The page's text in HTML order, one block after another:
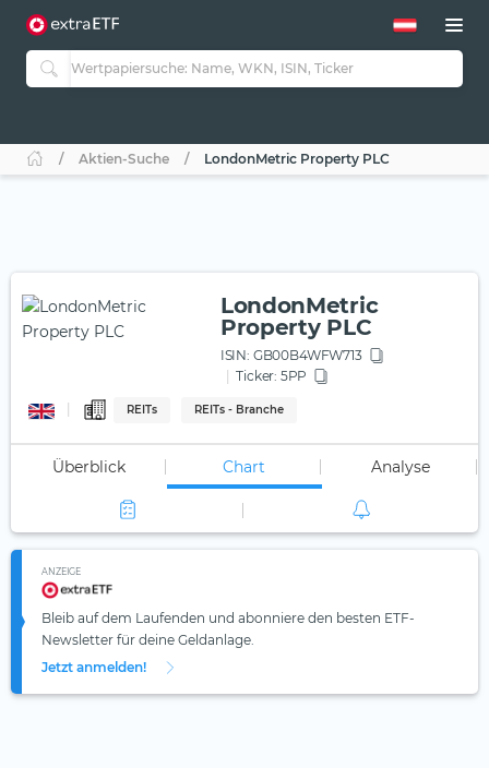
Aktien-Suche LondonMetric Property PLC
LondonMetric
Property PLC
ISIN: GB00B4WFW713
Ticker: 5PP
REITs REITs - Branche
Überblick Chart Analyse
ANZEIGE
Bleib auf dem Laufenden und abonniere den besten ETF-
Newsletter für deine Geldanlage.
Jetzt anmelden!